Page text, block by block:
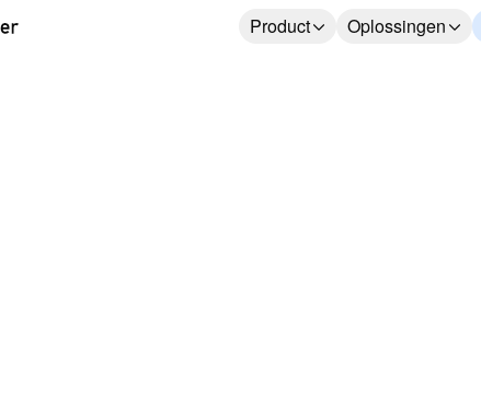
Product Oplossingen